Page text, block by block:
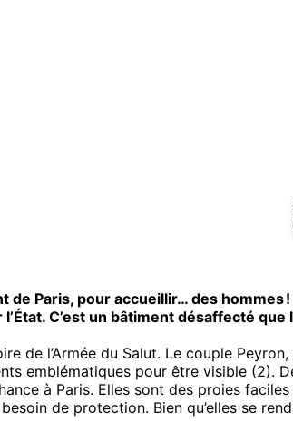
Paris, pour accueillir… des
C’est un bâtiment désaffecté
de l’Armée du Salut. Le couple
emblématiques pour être visible (2).
à Paris. Elles sont des proies faciles
de protection. Bien qu’elles se